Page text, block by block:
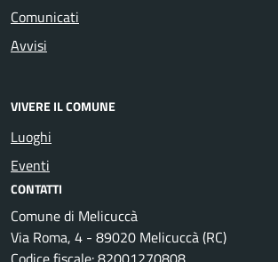
Comunicati
Avvisi
VIVERE IL COMUNE
Luoghi
Eventi
CONTATTI
Comune di Melicuccà
Via Roma, 4 - 89020 Melicuccà (RC)